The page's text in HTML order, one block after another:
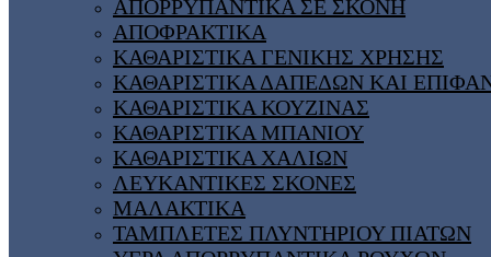
ΑΠΟΡΡΥΠΑΝΤΙΚΑ ΣΕ ΣΚΟΝΗ
ΑΠΟΦΡΑΚΤΙΚΑ
ΚΑΘΑΡΙΣΤΙΚΑ ΓΕΝΙΚΗΣ ΧΡΗΣΗΣ
ΚΑΘΑΡΙΣΤΙΚΑ ΔΑΠΕΔΩΝ ΚΑΙ
ΚΑΘΑΡΙΣΤΙΚΑ ΚΟΥΖΙΝΑΣ
ΚΑΘΑΡΙΣΤΙΚΑ ΜΠΑΝΙΟΥ
ΚΑΘΑΡΙΣΤΙΚΑ ΧΑΛΙΩΝ
ΛΕΥΚΑΝΤΙΚΕΣ ΣΚΟΝΕΣ
ΜΑΛΑΚΤΙΚΑ
ΤΑΜΠΛΕΤΕΣ ΠΛΥΝΤΗΡΙΟΥ ΠΙΑΤΩΝ